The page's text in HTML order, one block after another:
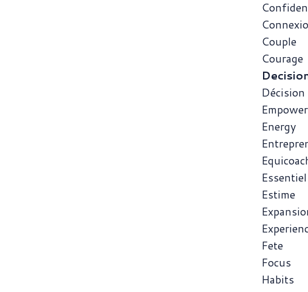
Couple
Courage
Décision
Energy
Essentiel
Estime
Fete
Focus
Habits